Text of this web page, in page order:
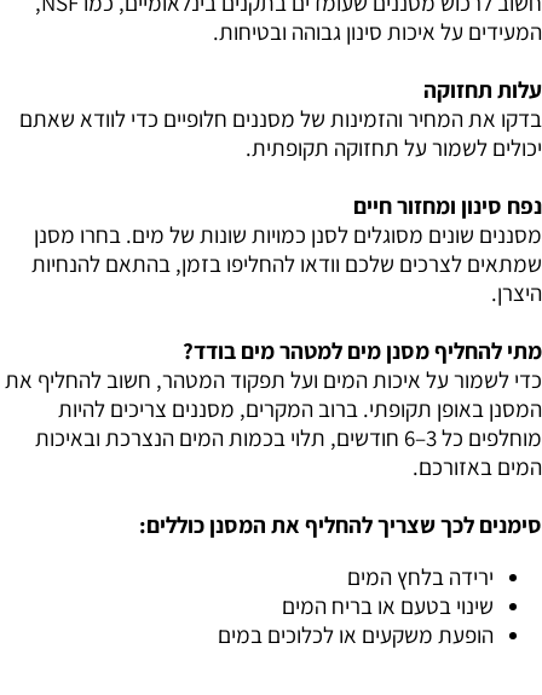
המעידים על איכות סינון גבוהה ובטיחות.
עלות תחזוקה
בדקו את המחיר והזמינות של מסננים חלופיים כדי לוודא שאתם
יכולים לשמור על תחזוקה תקופתית.
נפח סינון ומחזור חיים
מסננים שונים מסוגלים לסנן כמויות שונות של מים. בחרו מסנן
שמתאים לצרכים שלכם וודאו להחליפו בזמן, בהתאם להנחיות
היצרן.
מתי להחליף מסנן מים למטהר מים בודד?
כדי לשמור על איכות המים ועל תפקוד המטהר, חשוב להחליף את
המסנן באופן תקופתי. ברוב המקרים, מסננים צריכים להיות
מוחלפים כל 3–6 חודשים, תלוי בכמות המים הנצרכת ובאיכות
המים באזורכם.
סימנים לכך שצריך להחליף את המסנן כוללים:
ירידה בלחץ המים
שינוי בטעם או בריח המים
הופעת משקעים או לכלוכים במים